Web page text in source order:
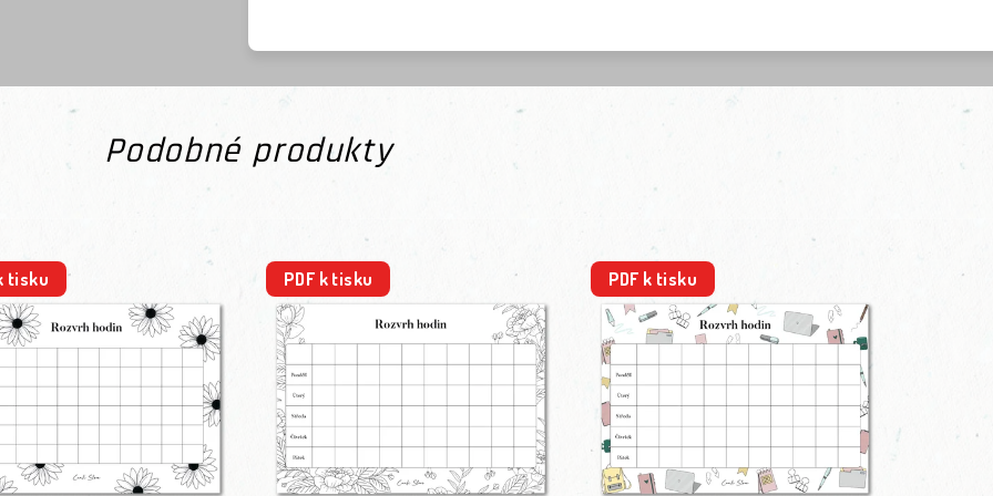
Podobné produkty
tisku PDF k tisku PDF k tisku